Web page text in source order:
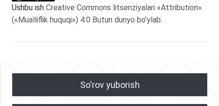
Ushbu ish Creative Commons litsenziyalari «Attribution»
(«Mualliflik huquqi») 4.0 Butun dunyo bo'ylab.
So'rov yuborish